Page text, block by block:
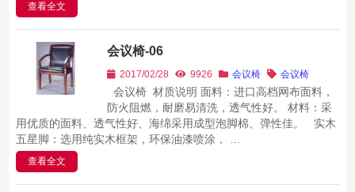
查看全文
会议椅-06
2017/02/28 9926 会议椅 会议椅
会议椅 材质说明 面料：进口高档网布面料，
防火阻燃，耐磨易清洗，透气性好。 材料：采
用优质的面料、透气性好、海绵采用成型泡脚棉、弹性佳。 实木
五星脚：选用纯实木框架，环保油漆喷涂， …
查看全文